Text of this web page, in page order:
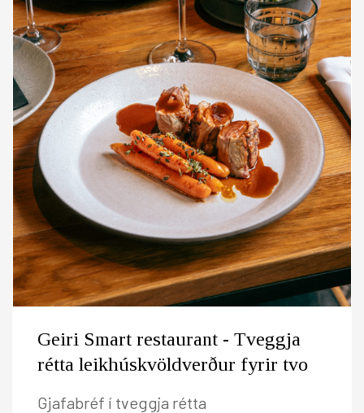
Geiri Smart restaurant - Tveggja
rétta leikhúskvöldverður fyrir tvo
Gjafabréf í tveggja rétta